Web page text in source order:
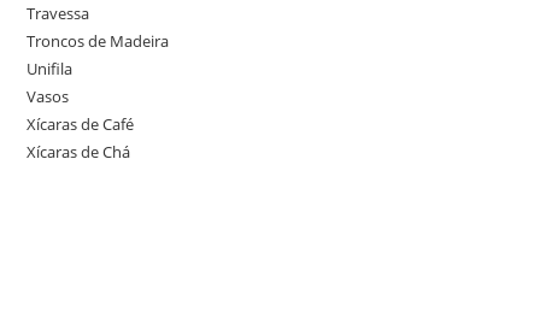
Travessa
Troncos de Madeira
Unifila
Vasos
Xícaras de Café
Xícaras de Chá